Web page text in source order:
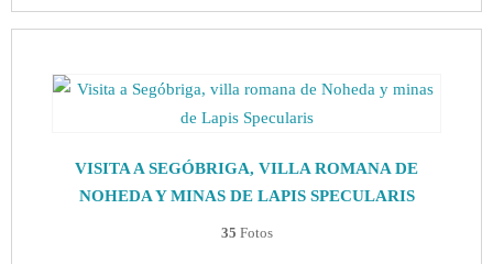
VISITA A SEGÓBRIGA, VILLA ROMANA DE
NOHEDA Y MINAS DE LAPIS SPECULARIS
35 Fotos